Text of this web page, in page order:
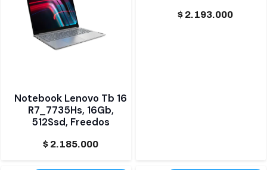
Notebook Lenovo Tb 16
R7_7735Hs, 16Gb,
512Ssd, Freedos
$ 2.185.000
$2.193.000